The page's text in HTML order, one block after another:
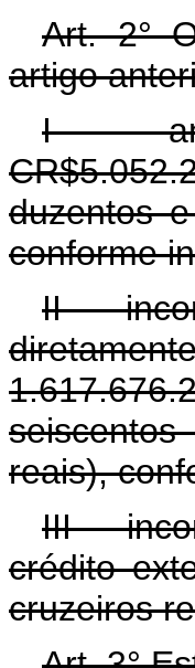
Art. 2°
artigo
I -
duzentos
conforme
II -
reais),
III -
crédito
cruzeiros